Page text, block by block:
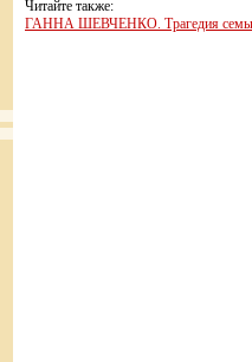
Читайте также:
ГАННА ШЕВЧЕНКО. Трагедия